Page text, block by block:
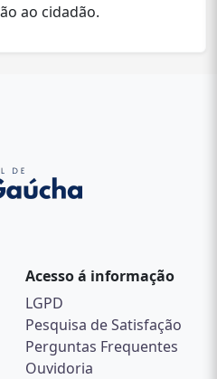
ao cidadão.
Acesso á informação
LGPD
Pesquisa de Satisfação
Perguntas Frequentes
Ouvidoria